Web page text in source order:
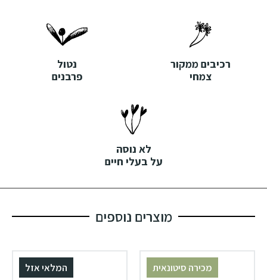
רכיבים ממקור
צמחי
נטול
פרבנים
לא נוסה
על בעלי חיים
מוצרים נוספים
מכירה סיטונאית המלאי אזל